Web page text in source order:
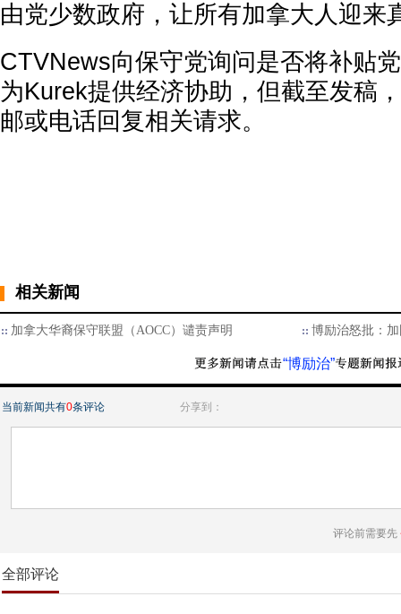
由党少数政府，让所有加拿大人迎来
CTVNews向保守党询问是否将补贴
为Kurek提供经济协助，但截至发稿
邮或电话回复相关请求。
相关新闻
加拿大华裔保守联盟（AOCC）谴责声明 博励治怒批：
“博励治”
当前新闻共有0条评论 分享到：
评论前需要先
全部评论